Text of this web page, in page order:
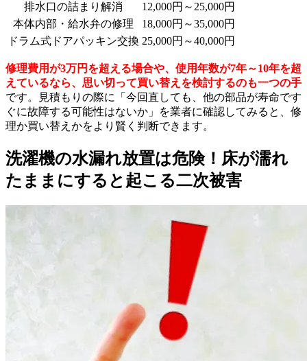
排水口の詰まり解消
12,000円～25,000円
本体内部・給水弁の修理
18,000円～35,000円
ドラム式ドアパッキン交換 25,000円～40,000円
修理費用が3万円を超える場合や、使用年数が7年～10年を超
えているなら、思い切って買い替えを検討するのも一つの手
です。見積もりの際に「今回直しても、他の部品が寿命です
ぐに故障する可能性はないか」を業者に確認してみると、修
理か買い替えかをより賢く判断できます。
洗濯機の水漏れ放置は危険！床が濡れ
たままにすると起こる二次被害